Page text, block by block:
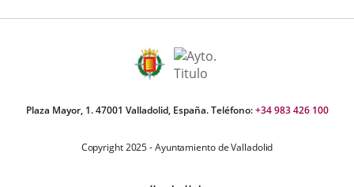
Plaza Mayor, 1. 47001 Valladolid, España. Teléfono:+34 983 426 100
Copyright 2025 - Ayuntamiento de Valladolid